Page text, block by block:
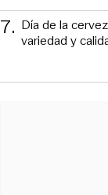
7. Día de la
variedad y